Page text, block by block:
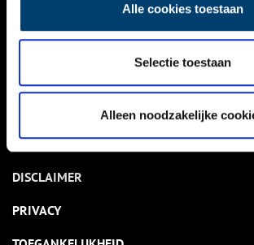
Alle cookies toestaan
Selectie toestaan
Alleen noodzakelijke
NIEUWSBRIEF
DISCLAIMER
PRIVACY